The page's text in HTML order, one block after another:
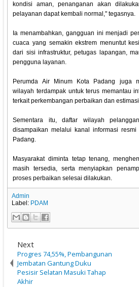
kondisi aman, penanganan akan
pelayanan dapat kembali normal," tegasnya.
Ia menambahkan, gangguan ini menjadi
cuaca yang semakin ekstrem menuntut
dari sisi infrastruktur, petugas lapangan,
pengguna layanan.
Perumda Air Minum Kota Padang juga
wilayah terdampak untuk terus memantau
terkait perkembangan perbaikan dan
Sementara itu, daftar wilayah
disampaikan melalui kanal informasi
Padang.
Masyarakat diminta tetap tenang,
masih tersedia, serta menyiapkan
proses perbaikan selesai dilakukan.
Admin
Label: PDAM
Next
Progres 74,55%, Pembangunan
Jembatan Gantung Duku
Pesisir Selatan Masuki Tahap
Akhir